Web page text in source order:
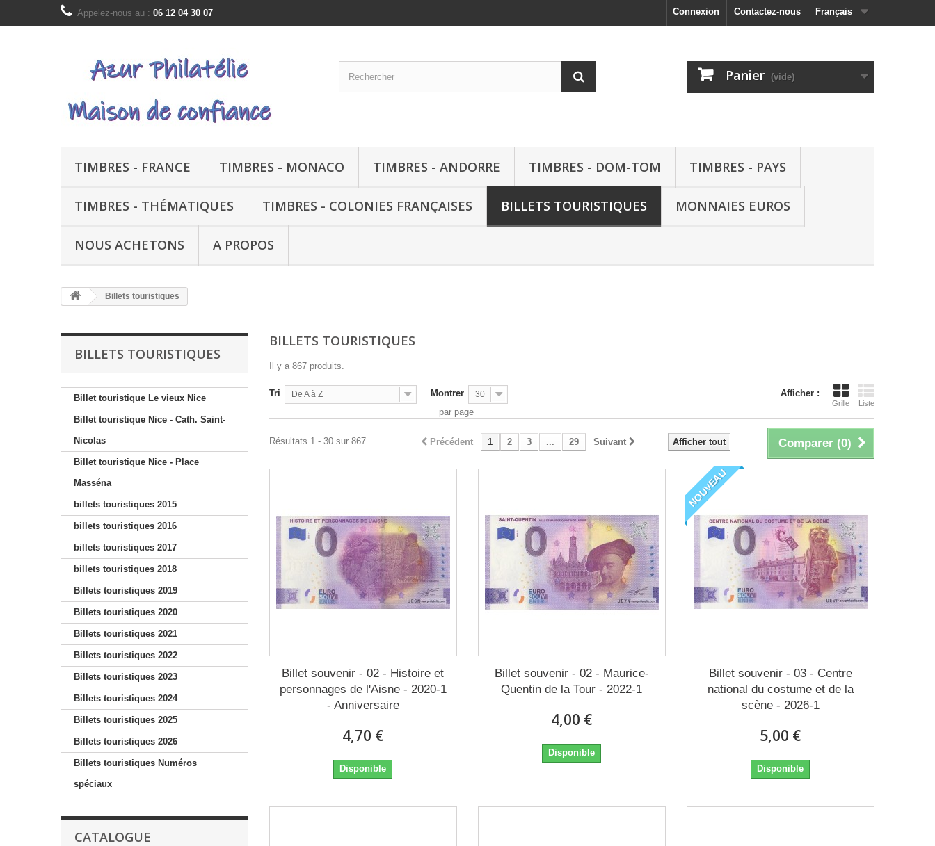
Français
Contactez-nous
Appelez-nous au : 06 12 04 30 07 Connexion
Panier (vide)
TIMBRES - FRANCE TIMBRES - MONACO TIMBRES - ANDORRE TIMBRES - DOM-TOM TIMBRES - PAYS
TIMBRES - THÉMATIQUES TIMBRES - COLONIES FRANÇAISES BILLETS TOURISTIQUES MONNAIES EUROS
NOUS ACHETONS A PROPOS
Billets touristiques
BILLETS TOURISTIQUES
Billet touristique Le vieux Nice
Billet touristique Nice - Cath. Saint-
Nicolas
Billet touristique Nice - Place
Masséna
billets touristiques 2015
billets touristiques 2016
billets touristiques 2017
billets touristiques 2018
Billets touristiques 2019
Billets touristiques 2020
Billets touristiques 2021
Billets touristiques 2022
Billets touristiques 2023
Billets touristiques 2024
Billets touristiques 2025
Billets touristiques 2026
Billets touristiques Numéros
spéciaux
CATALOGUE
BILLETS TOURISTIQUES
Il y a 867 produits.
Afficher :
Grille Liste
Tri De A à Z Montrer 30
par page
Comparer (0)
Afficher tout
Précédent 1 2 3 ... 29 Suivant
Résultats 1 - 30 sur 867.
Billet souvenir - 02 - Histoire et
personnages de l'Aisne - 2020-1
- Anniversaire
4,70 €
Disponible
Billet souvenir - 02 - Maurice-
Quentin de la Tour - 2022-1
4,00 €
Disponible
NOUVEAU
Billet souvenir - 03 - Centre
national du costume et de la
scène - 2026-1
5,00 €
Disponible